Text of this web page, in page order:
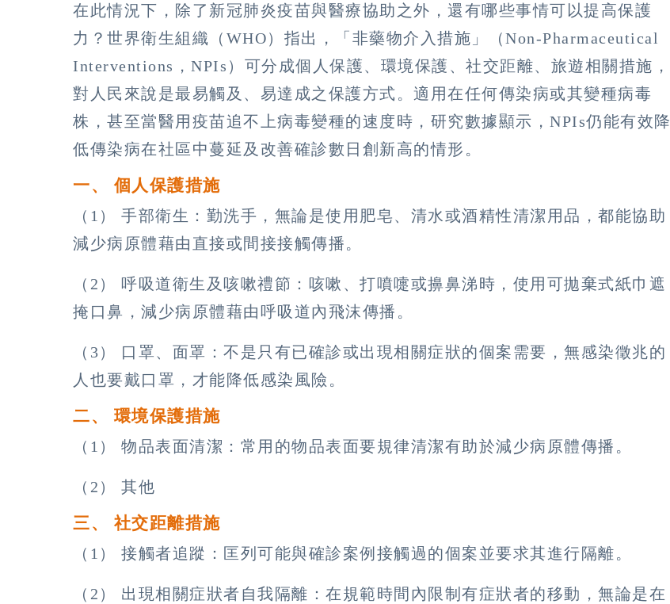
在此情況下，除了新冠肺炎疫苗與醫療協助之外，還有哪些事情可以提高保護
力？世界衛生組織（WHO）指出，「非藥物介入措施」（Non-Pharmaceutical
Interventions，NPIs）可分成個人保護、環境保護、社交距離、旅遊相關措施，
對人民來說是最易觸及、易達成之保護方式。適用在任何傳染病或其變種病毒
株，甚至當醫用疫苗追不上病毒變種的速度時，研究數據顯示，NPIs仍能有效降
低傳染病在社區中蔓延及改善確診數日創新高的情形。
一、 個人保護措施
（1） 手部衛生：勤洗手，無論是使用肥皂、清水或酒精性清潔用品，都能協助
減少病原體藉由直接或間接接觸傳播。
（2） 呼吸道衛生及咳嗽禮節：咳嗽、打噴嚏或擤鼻涕時，使用可拋棄式紙巾遮
掩口鼻，減少病原體藉由呼吸道內飛沫傳播。
（3） 口罩、面罩：不是只有已確診或出現相關症狀的個案需要，無感染徵兆的
人也要戴口罩，才能降低感染風險。
二、 環境保護措施
（1） 物品表面清潔：常用的物品表面要規律清潔有助於減少病原體傳播。
（2） 其他
三、 社交距離措施
（1） 接觸者追蹤：匡列可能與確診案例接觸過的個案並要求其進行隔離。
（2） 出現相關症狀者自我隔離：在規範時間內限制有症狀者的移動，無論是在